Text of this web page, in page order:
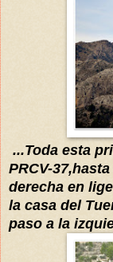
...Toda esta
PRCV-37
derecha en
la casa del
paso a la